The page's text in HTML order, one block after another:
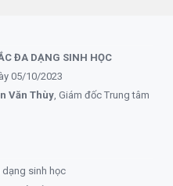
ĐA DẠNG SINH HỌC
05/10/2023
Văn Thùy , Giám đốc Trung tâm
sinh học